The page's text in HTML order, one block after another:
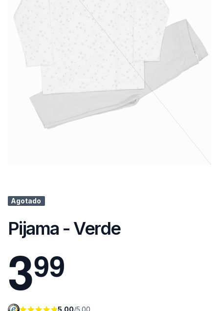
Agotado
Pijama - Verde
399
5.00/5.00